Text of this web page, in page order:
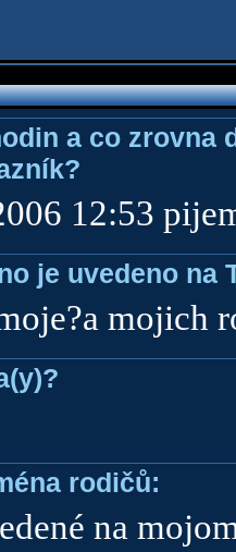
a co zrovna
12:53
je uvedeno na
mojich
rodičů:
na